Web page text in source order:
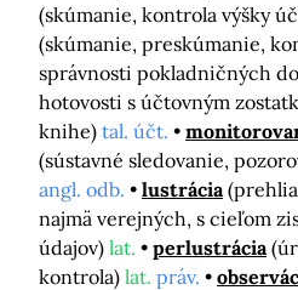
(skúmanie, kontrola výšky
(skúmanie, preskúmanie,
správnosti pokladničných
hotovosti s účtovným
knihe) tal. účt.
(sústavné sledovanie,
angl. odb.
lustrácia
najmä verejných, s cieľom
údajov) lat. perlustrácia
kontrola) lat. práv.